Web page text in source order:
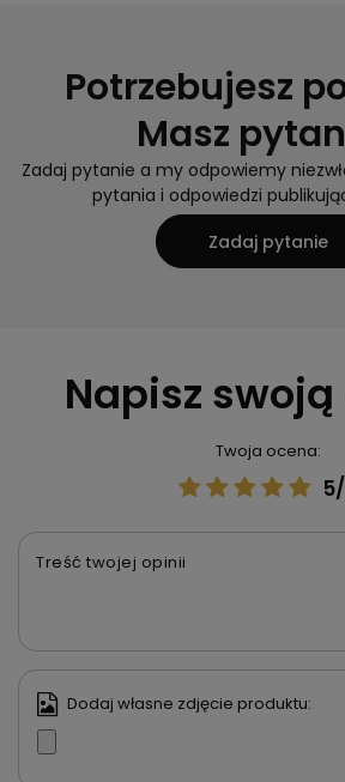
Potrzebujesz
Masz
Zadaj pytanie a my odpowiemy
pytania i odpowiedzi
Zadaj pytanie
Napisz
Twoja ocena:
Treść twojej opinii
Dodaj własne zdjęcie produktu: